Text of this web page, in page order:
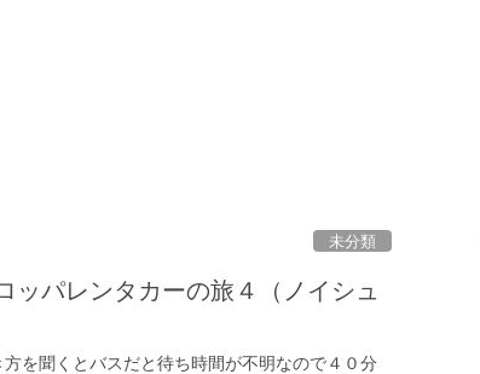
未分類
ッパレンタカーの旅４（ノイシュ
を聞くとバスだと待ち時間が不明なので４０分